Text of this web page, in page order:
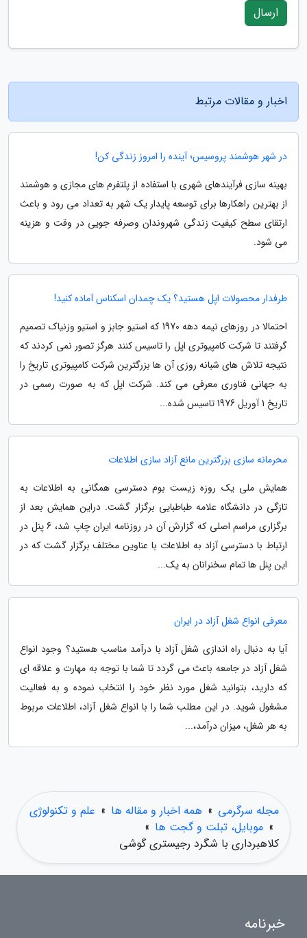
ارسال
اخبار و مقالات مرتبط
در شهر هوشمند پروسیس؛ آینده را امروز زندگی کن!
بهینه سازی فرآیندهای شهری با استفاده از پلتفرم های مجازی و هوشمند
از بهترین راهکارها برای توسعه پایدار یک شهر به تعداد می رود و باعث
ارتقای سطح کیفیت زندگی شهروندان وصرفه جویی در وقت و هزینه
می شود.
طرفدار محصولات اپل هستید؟ یک چمدان اسکناس آماده کنید!
احتمالا در روزهای نیمه دهه 1970 که استیو جابز و استیو وزنیاک تصمیم
گرفتند تا شرکت کامپیوتری اپل را تاسیس کنند هرگز تصور نمی کردند که
نتیجه تلاش های شبانه روزی آن ها بزرگترین شرکت کامپیوتری تاریخ را
به جهانی فناوری معرفی می کند. شرکت اپل که به صورت رسمی در
تاریخ 1 آوریل 1976 تاسیس شده...
محرمانه سازی بزرگترین مانع آزاد سازی اطلاعات
همایش ملی یک روزه زیست بوم دسترسی همگانی به اطلاعات به
تازگی در دانشگاه علامه طباطبایی برگزار گشت. دراین همایش بعد از
برگزاری مراسم اصلی که گزارش آن در روزنامه ایران چاپ شد، 6 پنل در
ارتباط با دسترسی آزاد به اطلاعات با عناوین مختلف برگزار گشت که در
این پنل ها تمام سخنرانان به یک...
معرفی انواع شغل آزاد در ایران
آیا به دنبال راه اندازی شغل آزاد با درآمد مناسب هستید؟ وجود انواع
شغل آزاد در جامعه باعث می گردد تا شما با توجه به مهارت و علاقه ای
که دارید، بتوانید شغل مورد نظر خود را انتخاب نموده و به فعالیت
مشغول شوید. در این مطلب شما را با انواع شغل آزاد، اطلاعات مربوط
به هر شغل، میزان درآمد،...
مجله سرگرمی » همه اخبار و مقاله ها » علم و تکنولوژی
» موبایل، تبلت و گجت ها »
کلاهبرداری با شگرد رجیستری گوشی
خبرنامه